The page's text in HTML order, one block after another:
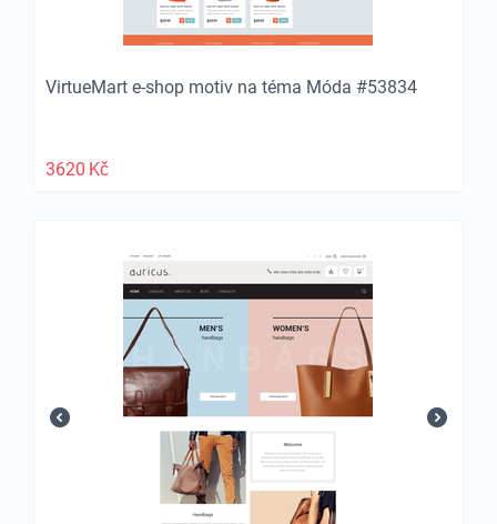
VirtueMart e-shop motiv na téma Móda #53834
3620 Kč